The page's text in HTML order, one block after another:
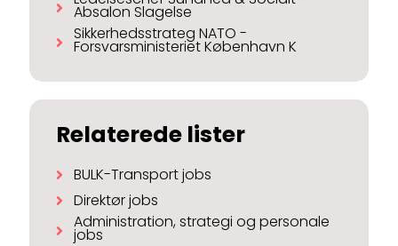
Absalon Slagelse
Sikkerhedsstrateg NATO -
Forsvarsministeriet København K
Relaterede lister
BULK-Transport jobs
Direktør jobs
Administration, strategi og personale
jobs